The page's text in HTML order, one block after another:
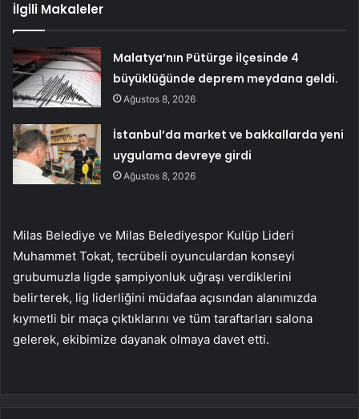
İlgili Makaleler
Malatya’nın Pütürge ilçesinde 4
büyüklüğünde deprem meydana geldi.
Ağustos 8, 2026
İstanbul’da market ve bakkallarda yeni
uygulama devreye girdi
Ağustos 8, 2026
Milas Belediye ve Milas Belediyespor Kulüp Lideri
Muhammet Tokat, tecrübeli oyunculardan konseyi
grubumuzla ligde şampiyonluk uğraşı verdiklerini
belirterek, lig liderliğini müdafaa açısından alanımızda
kıymetli bir maça çıktıklarını ve tüm taraftarları salona
gelerek, ekibimize dayanak olmaya davet etti.